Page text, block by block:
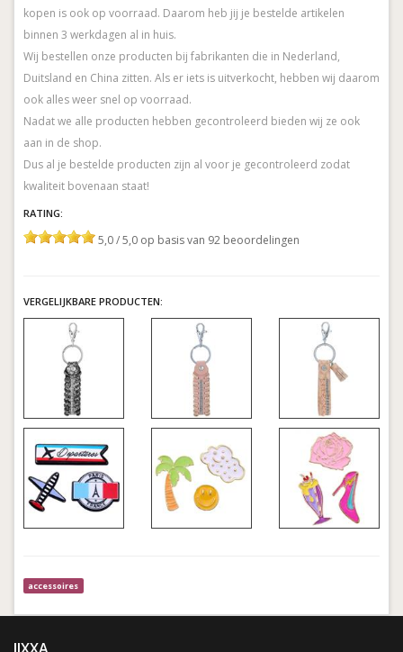
kopen is ook op voorraad. Daarom heb jij je bestelde artikelen
binnen 3 werkdagen al in huis.
Wij bestellen onze producten bij fabrikanten die in Nederland,
Duitsland en China zitten. Als er iets is uitverkocht, hebben wij daarom
ook alles weer snel op voorraad.
Nadat we alle producten hebben gecontroleerd bieden wij ze ook
aan in de shop.
Dus al je bestelde producten zijn al voor je gecontroleerd zodat
kwaliteit bovenaan staat!
RATING:
5,0 / 5,0 op basis van 92 beoordelingen
VERGELIJKBARE PRODUCTEN:
accessoires
JIXXA